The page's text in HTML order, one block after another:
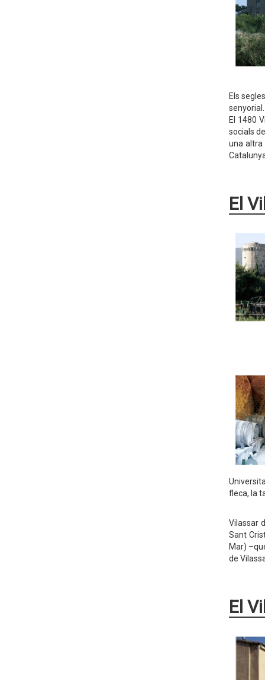
Els
senyorial.
El 1480
socials
una altra
El
fleca, la
Vilassar
Sant
Mar)
de
El